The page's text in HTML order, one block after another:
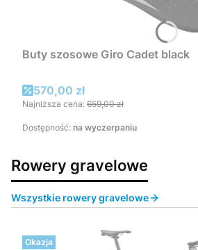
Buty szosowe Giro Cadet black
Cena promocyjna
570,00 zł
Najniższa cena: 659,00 zł
Dostępność: na wyczerpaniu
Rowery gravelowe
Wszystkie rowery gravelowe
Okazja